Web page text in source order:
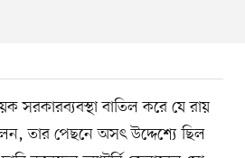
সরকারব্যবস্থা বাতিল করে যে রায়
তার পেছনে অসৎ উদ্দেশ্যে ছিল